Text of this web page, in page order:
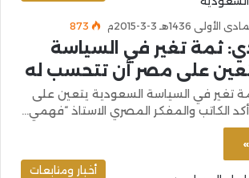
873
ثمة تغير في السياسة
على مصر أن تتحسب له
تغير في السياسة السعودية يتعين على
الكاتب والمفكر المصري الاستاذ “فهمي…
أخبار ومتابعات